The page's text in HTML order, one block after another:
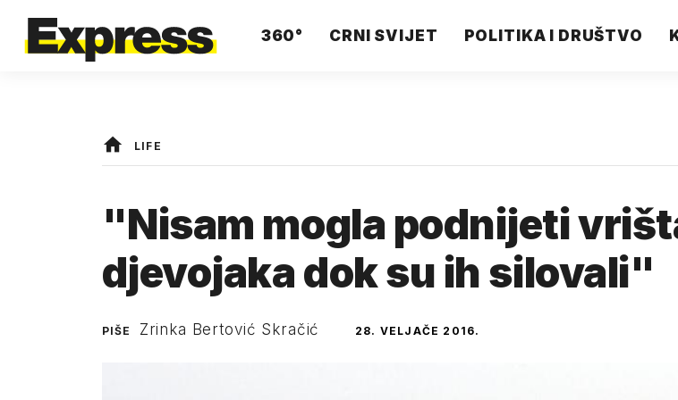
360° CRNI SVIJET POLITIKA I DRUŠTVO
LIFE
"Nisam mogla podnijeti
djevojaka dok su ih silovali"
PIŠE Zrinka Bertović Skračić 28. VELJAČE 2016.